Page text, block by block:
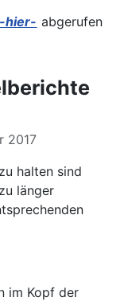
-hier- abgerufen
2017
halten sind
länger
im Kopf der